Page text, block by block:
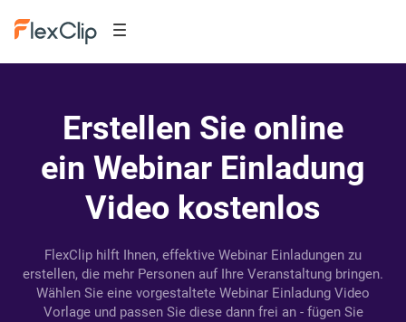
Erstellen Sie online
ein Webinar Einladung
Video kostenlos
FlexClip hilft Ihnen, effektive Webinar Einladungen zu
erstellen, die mehr Personen auf Ihre Veranstaltung bringen.
Wählen Sie eine vorgestaltete Webinar Einladung Video
Vorlage und passen Sie diese dann frei an - fügen Sie